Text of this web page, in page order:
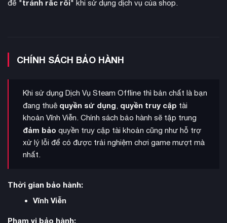
Điểm độc đáo nhất của Alan Wake là
cơ chế “Fight With
Light” (Chiến đấu bằng Ánh sáng). Người chơi phải sử dụng
đèn pin để đốt cháy lớp bóng tối bao phủ kẻ thù trước khi có
thể gây sát thương bằng súng. Hệ thống này tạo ra những
để "tránh rắc rối" khi sử dụng dịch vụ của shop.
CHÍNH SÁCH BẢO HÀNH
Khi sử dụng Dịch Vụ Steam Offline thì bản chất là bạn
đang thuê quyền sử dụng, quyền truy cập tài
khoản Vĩnh Viễn. Chính sách bảo hành sẽ tập trung
đảm bảo quyền truy cập tài khoản cũng như hỗ trợ
xử lý lỗi để có được trải nghiệm chơi game mượt mà
nhất.
Thời gian bảo hành:
Vĩnh Viễn
Phạm vi bảo hành: